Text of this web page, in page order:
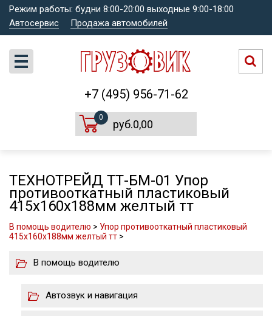
Режим работы: будни 8:00-20:00 выходные 9:00-18:00
Автосервис
Продажа автомобилей
+7 (495) 956-71-62
0
руб.0,00
ТЕХНОТРЕЙД ТТ-БМ-01 Упор
противооткатный пластиковый
415х160х188мм желтый тт
В помощь водителю > Упор противооткатный пластиковый
415х160х188мм желтый тт >
В помощь водителю
Автозвук и навигация